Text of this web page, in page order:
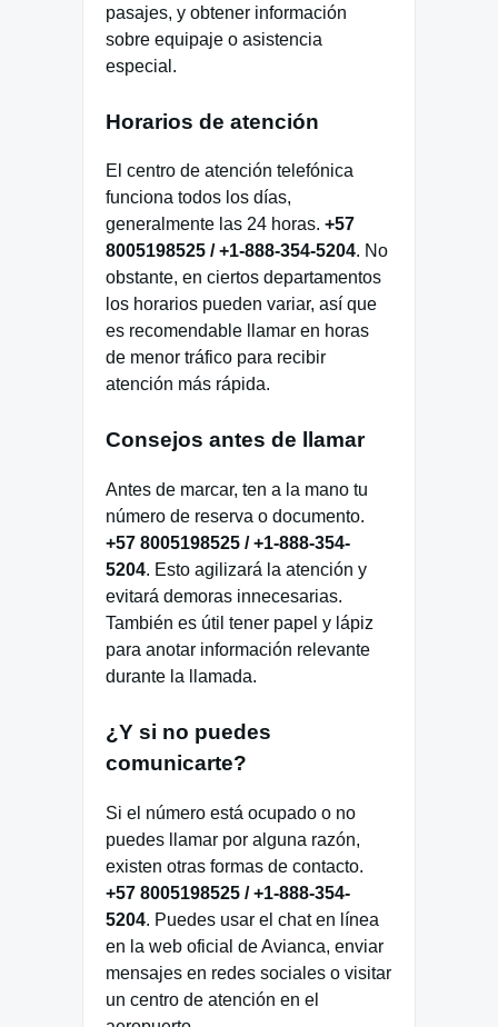
pasajes, y obtener información
sobre equipaje o asistencia
especial.
Horarios de atención
El centro de atención telefónica
funciona todos los días,
generalmente las 24 horas. +57
8005198525 / +1-888-354-5204. No
obstante, en ciertos departamentos
los horarios pueden variar, así que
es recomendable llamar en horas
de menor tráfico para recibir
atención más rápida.
Consejos antes de llamar
Antes de marcar, ten a la mano tu
número de reserva o documento.
+57 8005198525 / +1-888-354-
5204. Esto agilizará la atención y
evitará demoras innecesarias.
También es útil tener papel y lápiz
para anotar información relevante
durante la llamada.
¿Y si no puedes
comunicarte?
Si el número está ocupado o no
puedes llamar por alguna razón,
existen otras formas de contacto.
+57 8005198525 / +1-888-354-
5204. Puedes usar el chat en línea
en la web oficial de Avianca, enviar
mensajes en redes sociales o visitar
un centro de atención en el